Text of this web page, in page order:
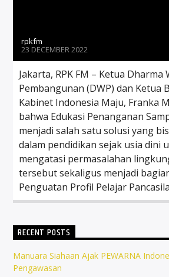
rpkfm
23 DECEMBER 2022
Jakarta, RPK FM – Ketua Dharma
Pembangunan (DWP) dan Ketua
Kabinet Indonesia Maju, Franka
bahwa Edukasi Penanganan
menjadi salah satu solusi yang
dalam pendidikan sejak usia dini
mengatasi permasalahan
tersebut sekaligus menjadi
Penguatan Profil Pelajar
RECENT POSTS
Manuara Siahaan Ajak PEWARNA
Pengawasan